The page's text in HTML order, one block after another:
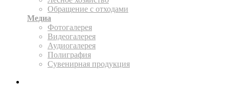
Обращение с отходами
Медиа
Фотогалерея
Видеогалерея
Аудиогалерея
Полиграфия
Сувенирная продукция